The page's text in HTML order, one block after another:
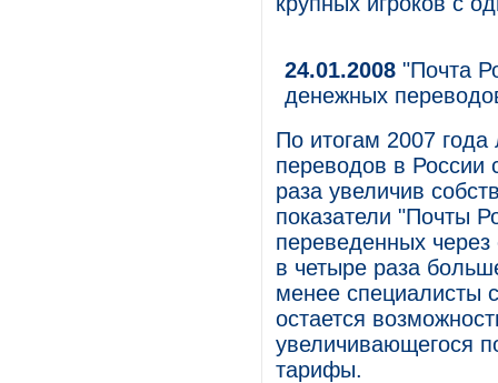
24.01.2008 "Почта
денежных
По итогам 2007
переводов в России
раза увеличив
показатели "Почты
переведенных
в четыре раза
менее специалисты
остается
увеличивающегося
тарифы.